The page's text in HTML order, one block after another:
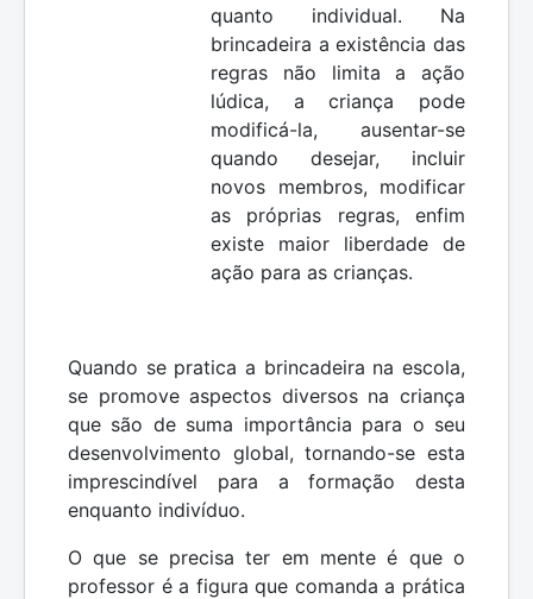
quanto individual. Na
brincadeira a existência das
regras não limita a ação
lúdica, a criança pode
modificá-la, ausentar-se
quando desejar, incluir
novos membros, modificar
as próprias regras, enfim
existe maior liberdade de
ação para as crianças.
Quando se pratica a brincadeira na escola,
se promove aspectos diversos na criança
que são de suma importância para o seu
desenvolvimento global, tornando-se esta
imprescindível para a formação desta
enquanto indivíduo.
O que se precisa ter em mente é que o
professor é a figura que comanda a prática